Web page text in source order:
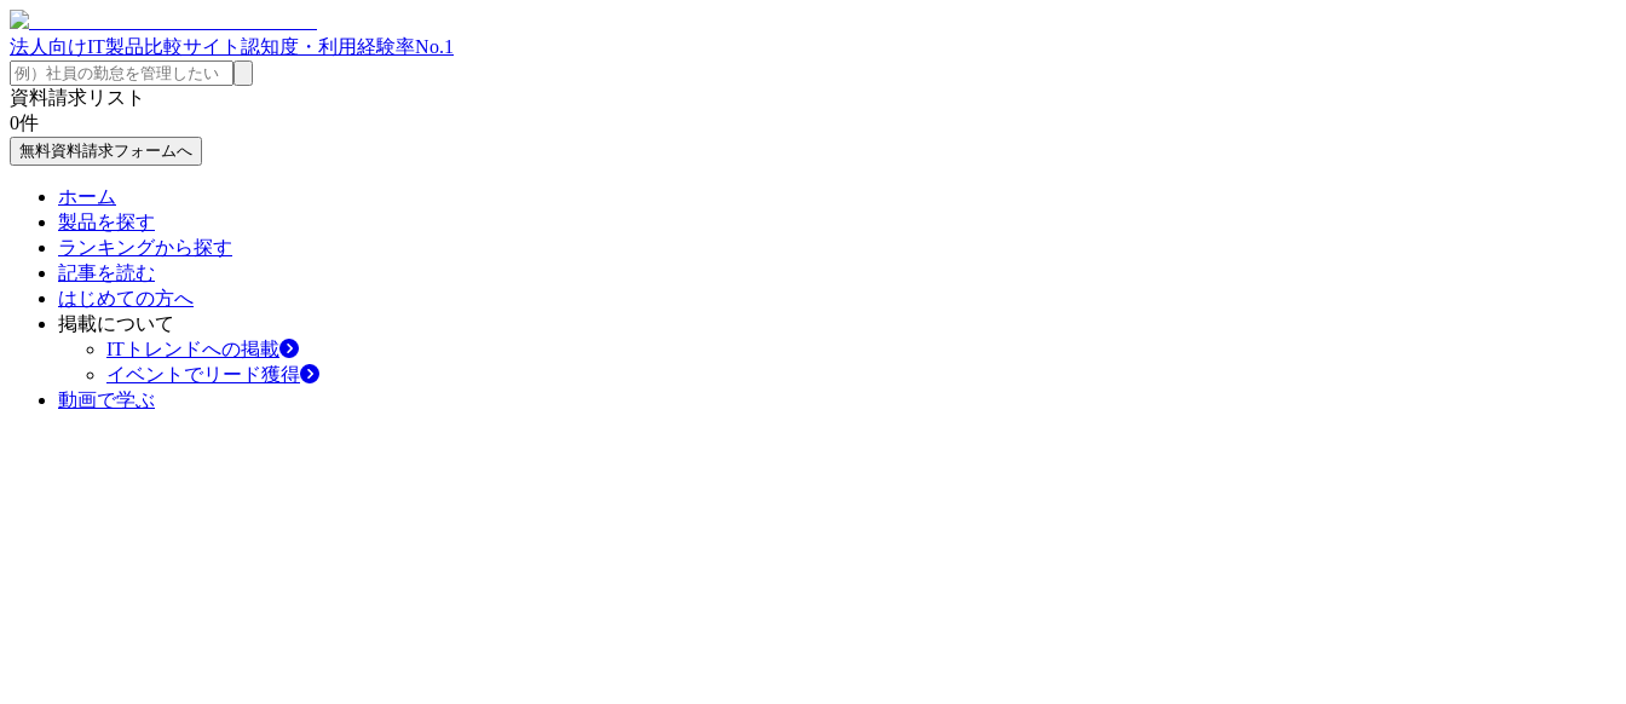
法人向けIT製品比較サイト 認知度・利用経験率No.1
資料請求リスト
0件
無料資料請求フォームへ
ホーム
製品を探す
ランキングから探す
記事を読む
はじめての方へ
掲載について
ITトレンドへの掲載
イベントでリード獲得
動画で学ぶ